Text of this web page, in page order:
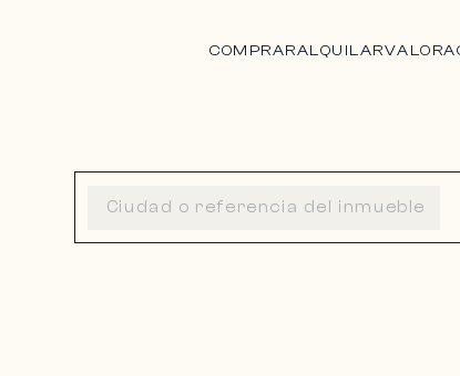
COMPRARALQUILAR